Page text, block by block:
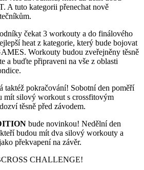
A tuto kategorii přenechat nově
čekat 3 workouty a do finálového
heat z kategorie, který bude bojovat
Workouty budou zveřejněny těsně
a buďte připraveni na vše z oblasti
taktéž pokračování! Sobotní den poměří
mít silový workout s crossfitovým
těsně před závodem.
bude novinkou! Nedělní den
budou mít dva silový workouty a
překvapení na závěr.
CHALLENGE!